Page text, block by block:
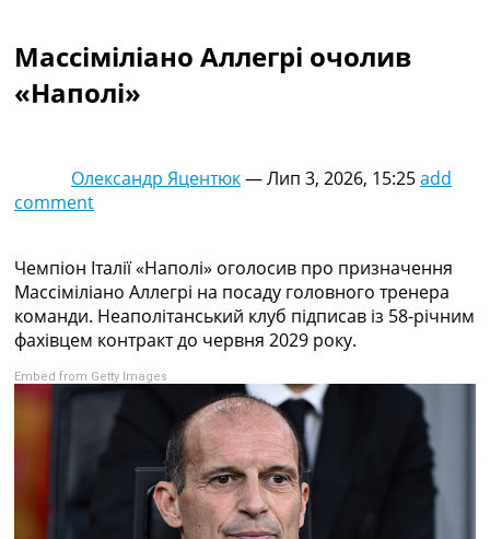
Турніри
Чемпіонат Світу
Україна. Прем’єр-Ліга
Іспанія. Ла Ліга
Чемпіонат Світу. Турнирні таблиці
Таблиця УПЛ
Перша Ліга
Таблиця АПЛ
Таблиця Ла Ліги
Таблиця Ліги Чемпіонів
Всі таблиці >>>
Рейтинги
Рейтинг країн УЄФА
Рейтинг клубів УЄФА
Рейтинг ФІФА
Телепрограма
Массіміліано Аллегрі очолив
«Наполі»
Олександр Яцентюк—Лип 3, 2026, 15:25add
comment
Чемпіон Італії «Наполі» оголосив про призначення
Массіміліано Аллегрі на посаду головного тренера
команди. Неаполітанський клуб підписав із 58-річним
фахівцем контракт до червня 2029 року.
Embed from Getty Images